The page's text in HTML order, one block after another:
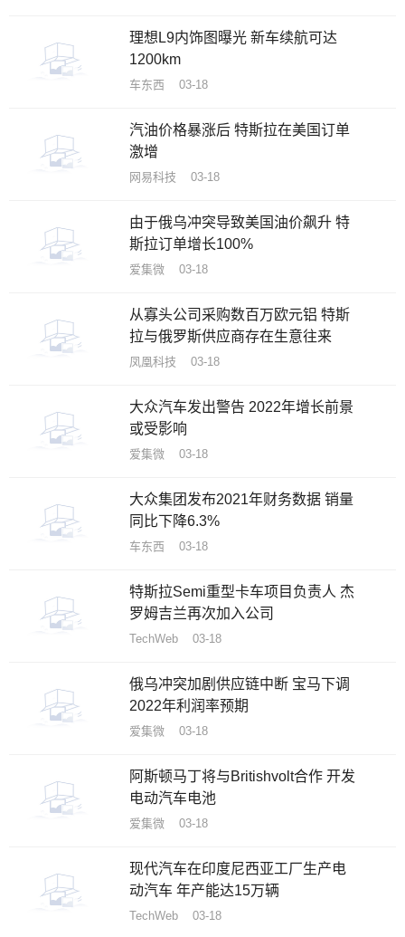
理想L9内饰图曝光 新车续航可达
1200km
车东西 03-18
汽油价格暴涨后 特斯拉在美国订单
激增
网易科技 03-18
由于俄乌冲突导致美国油价飙升 特
斯拉订单增长100%
爱集微 03-18
从寡头公司采购数百万欧元铝 特斯
拉与俄罗斯供应商存在生意往来
凤凰科技 03-18
大众汽车发出警告 2022年增长前景
或受影响
爱集微 03-18
大众集团发布2021年财务数据 销量
同比下降6.3%
车东西 03-18
特斯拉Semi重型卡车项目负责人 杰
罗姆吉兰再次加入公司
TechWeb 03-18
俄乌冲突加剧供应链中断 宝马下调
2022年利润率预期
爱集微 03-18
阿斯顿马丁将与Britishvolt合作 开发
电动汽车电池
爱集微 03-18
现代汽车在印度尼西亚工厂生产电
动汽车 年产能达15万辆
TechWeb 03-18